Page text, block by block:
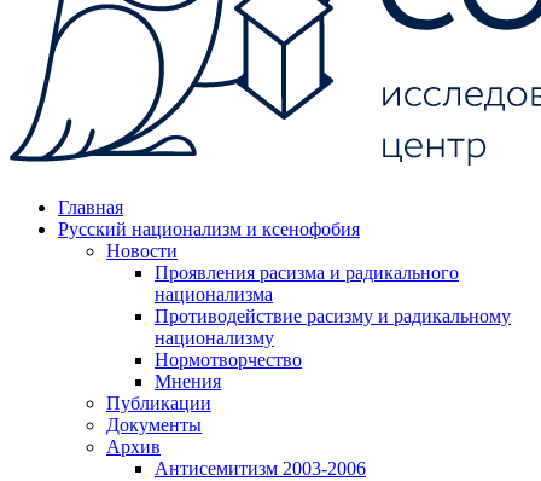
Главная
Русский национализм и ксенофобия
Новости
Проявления расизма и радикального
национализма
Противодействие расизму и радикальному
национализму
Нормотворчество
Мнения
Публикации
Документы
Архив
Антисемитизм 2003-2006